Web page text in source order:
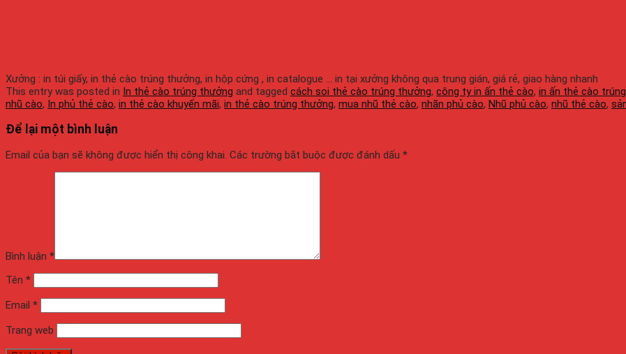
Xưởng : in túi giấy, in thẻ cào trúng thưởng, in hộp cứng , in catalogue ... in tại xưởng không qua trung gián, giá rẻ, giao hàng nhanh
This entry was posted in In thẻ cào trúng thưởng and tagged cách soi thẻ cào trúng thưởng, công ty in ấn thẻ cào, in ấn thẻ cào
nhũ cào, In phủ thẻ cào, in thẻ cào khuyến mãi, in thẻ cào trúng thưởng, mua nhũ thẻ cào, nhãn phủ cào, Nhũ phủ cào, nhũ thẻ cào,
Để lại một bình luận
Email của bạn sẽ không được hiển thị công khai. Các trường bắt buộc được đánh dấu *
Bình luận *
Tên *
Email *
Trang web